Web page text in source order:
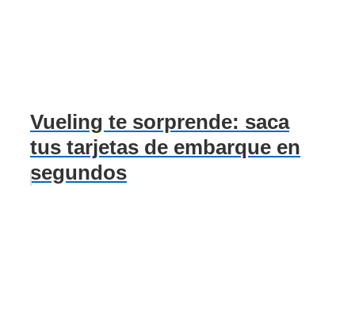
Vueling te sorprende: saca
tus tarjetas de embarque en
segundos